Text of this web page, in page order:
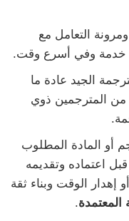
التعامل مع
خدمة وفي أسرع وقت.
الجيد عادة ما
المترجمين ذوي
أو المادة المطلوب
اعتماده وتقديمه
إهدار الوقت وبناء ثقة
المعتمدة.